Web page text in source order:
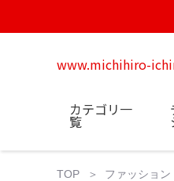
www.michihiro-
カテゴリ一
覧
TOP ファッション